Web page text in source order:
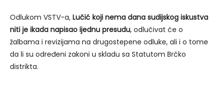
Odlukom VSTV-a, Lučić koji nema dana sudijskog iskustva
niti je ikada napisao ijednu presudu, odlučivat će o
žalbama i revizijama na drugostepene odluke, ali i o tome
da li su određeni zakoni u skladu sa Statutom Brčko
distrikta.